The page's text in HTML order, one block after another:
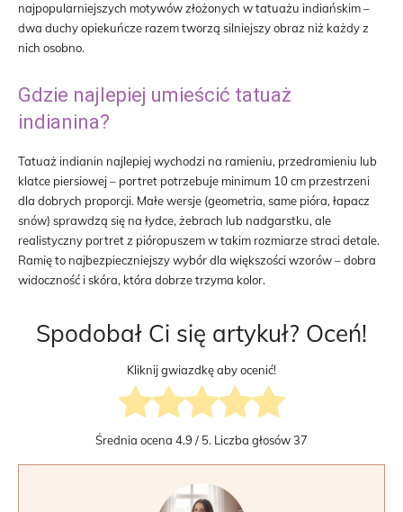
najpopularniejszych motywów złożonych w tatuażu indiańskim –
dwa duchy opiekuńcze razem tworzą silniejszy obraz niż każdy z
nich osobno.
Gdzie najlepiej umieścić tatuaż
indianina?
Tatuaż indianin najlepiej wychodzi na ramieniu, przedramieniu lub
klatce piersiowej – portret potrzebuje minimum 10 cm przestrzeni
dla dobrych proporcji. Małe wersje (geometria, same pióra, łapacz
snów) sprawdzą się na łydce, żebrach lub nadgarstku, ale
realistyczny portret z pióropuszem w takim rozmiarze straci detale.
Ramię to najbezpieczniejszy wybór dla większości wzorów – dobra
widoczność i skóra, która dobrze trzyma kolor.
Spodobał Ci się artykuł? Oceń!
Kliknij gwiazdkę aby ocenić!
Średnia ocena 4.9 / 5. Liczba głosów37